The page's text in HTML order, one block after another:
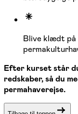
Blive klædt på
Efter kurset står
redskaber, så du
permahaverejse.